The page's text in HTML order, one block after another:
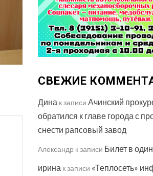
СВЕЖИЕ
Динак записи Ачинский
обратился к главе города с
снести рапсовый завод
Александр к записи Билет в
иринак записи «Теплосеть»